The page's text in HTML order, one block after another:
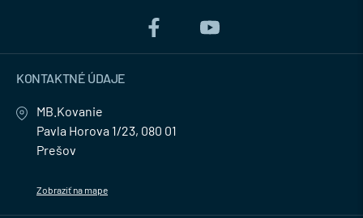
KONTAKTNÉ ÚDAJE
MB.Kovanie
Pavla Horova 1/23, 080 01
Prešov
Zobraziť na mape